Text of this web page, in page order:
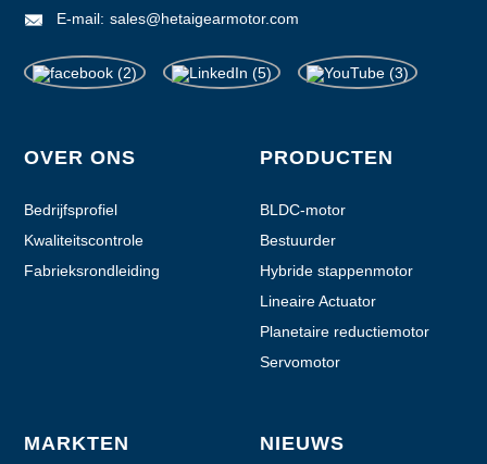
E-mail: sales@hetaigearmotor.com
OVER ONS
Bedrijfsprofiel
Kwaliteitscontrole
Fabrieksrondleiding
PRODUCTEN
BLDC-motor
Bestuurder
Hybride stappenmotor
Lineaire Actuator
Planetaire reductiemotor
Servomotor
MARKTEN NIEUWS